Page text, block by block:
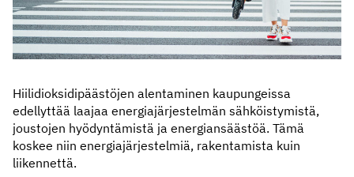
Hiilidioksidipäästöjen alentaminen kaupungeissa
edellyttää laajaa energiajärjestelmän sähköistymistä,
joustojen hyödyntämistä ja energiansäästöä. Tämä
koskee niin energiajärjestelmiä, rakentamista kuin
liikennettä.